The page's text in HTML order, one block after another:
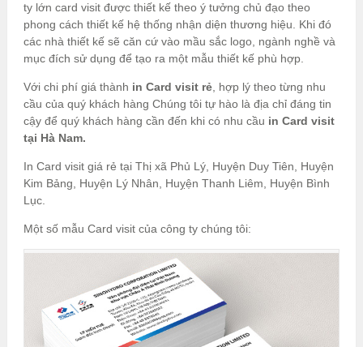
ty lớn card visit được thiết kế theo ý tưởng chủ đạo theo
phong cách thiết kế hệ thống nhận diện thương hiệu. Khi đó
các nhà thiết kế sẽ căn cứ vào mầu sắc logo, ngành nghề và
mục đích sử dụng để tạo ra một mẫu thiết kế phù hợp.
Với chi phí giá thành in Card visit rẻ, hợp lý theo từng nhu
cầu của quý khách hàng Chúng tôi tự hào là địa chỉ đáng tin
cậy để quý khách hàng cần đến khi có nhu cầu in Card visit
tại Hà Nam.
In Card visit giá rẻ tại Thị xã Phủ Lý, Huyện Duy Tiên, Huyện
Kim Bảng, Huyện Lý Nhân, Huỵện Thanh Liêm, Huyện Bình
Lục.
Một số mẫu Card visit của công ty chúng tôi: